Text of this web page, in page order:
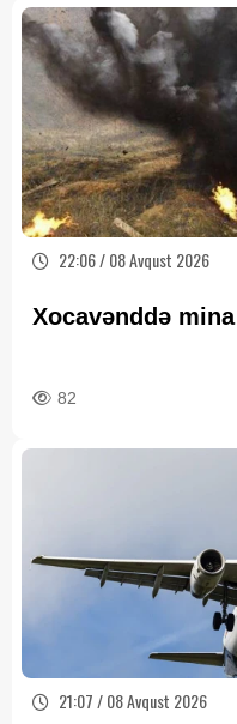
22:06 / 08 Avqust 2026
Xocavənddə mina
82
21:07 / 08 Avqust 2026